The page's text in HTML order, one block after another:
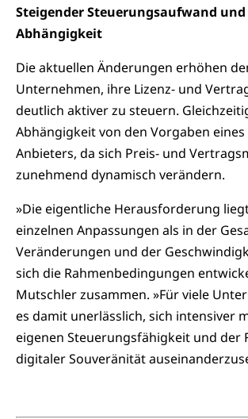
Steigender Steuerungsaufwand
Abhängigkeit
Die aktuellen Änderungen erhöhen
Unternehmen, ihre Lizenz- und
deutlich aktiver zu steuern.
Abhängigkeit von den Vorgaben eines
Anbieters, da sich Preis- und
zunehmend dynamisch verändern.
»Die eigentliche Herausforderung
einzelnen Anpassungen als in der
Veränderungen und der
sich die Rahmenbedingungen
Mutschler zusammen. »Für viele
es damit unerlässlich, sich intensiver
eigenen Steuerungsfähigkeit und der
digitaler Souveränität